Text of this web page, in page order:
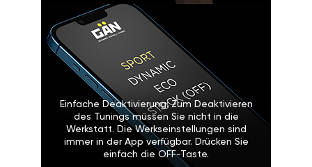
Sicherheitssysteme: Es
beeinträchtigt nicht die
Sicherheitssysteme des Fahrzeugs.